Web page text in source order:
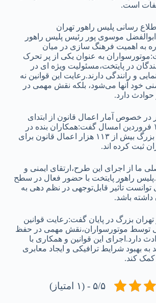
است.
رسانی پلیس راهور تهران
موسوی پور رئیس پلیس راهور
به اهمیت فرهنگ‌ سازی در میان
به عنوان یکی از پر تحرک‌
در پایتخت،مسئولیت ویژه‌ ای در
و رانندگی دارند.رعایت این قوانین نه
خود آنها می‌شود، بلکه نقش مهمی در
دارد.
خصوص آمار اعمال قانون از ابتدای
طرح نوروزی تا ۱۵ فروردین امسال گفت:همکاران بنده در
پلیس راهور تهران بزرگ بیش از ۱۱۳ هزار اعمال قانون برای
ثبت کرده اند.
ما از اجرای این طرح،ارتقای ایمنی و
راهور پایتخت با حضور فعال در سطح
تأثیر قابل‌توجهی در نظم‌ دهی به
داشته باشد.
بزرگ در پایان گفت:رعایت قوانین
توسط موتورسواران،نقش مهمی در حفظ
دارد.اجرای این قوانین و همکاری با
به بهبود شرایط ترافیکی و ایجاد معابری
کمک کند.
۵/۵ - (۱ امتیاز)